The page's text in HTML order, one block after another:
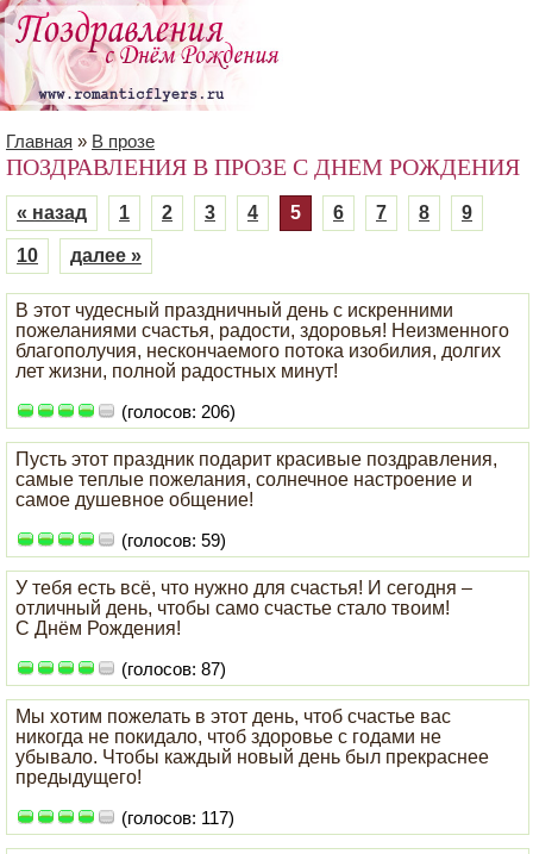
Главная » В прозе
ПОЗДРАВЛЕНИЯ В ПРОЗЕ С ДНЕМ РОЖДЕНИЯ
« назад 1 2 3 4 5 6 7 8 9
10 далее »
В этот чудесный праздничный день с искренними
пожеланиями счастья, радости, здоровья! Неизменного
благополучия, нескончаемого потока изобилия, долгих
лет жизни, полной радостных минут!
(голосов: 206)
Пусть этот праздник подарит красивые поздравления,
самые теплые пожелания, солнечное настроение и
самое душевное общение!
(голосов: 59)
У тебя есть всё, что нужно для счастья! И сегодня –
отличный день, чтобы само счастье стало твоим!
С Днём Рождения!
(голосов: 87)
Мы хотим пожелать в этот день, чтоб счастье вас
никогда не покидало, чтоб здоровье с годами не
убывало. Чтобы каждый новый день был прекраснее
предыдущего!
(голосов: 117)